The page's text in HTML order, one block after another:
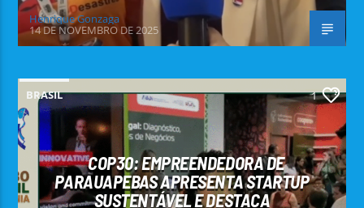
Henrique Gonzaga
14 DE NOVEMBRO DE 2025
BRASIL 1
COP30: EMPREENDEDORA DE
PARAUAPEBAS APRESENTA STARTUP
SUSTENTÁVEL E DESTACA